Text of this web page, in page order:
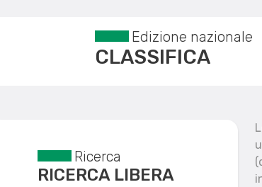
Edizione nazionale
CLASSIFICA
Reset
Ricerca
RICERCA LIBERA